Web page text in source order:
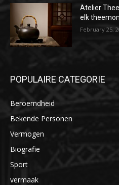
Atelier
elk
February 25,
POPULAIRE CATEGORIE
Beroemdheid
Bekende Personen
Vermogen
Biografie
Sport
vermaak